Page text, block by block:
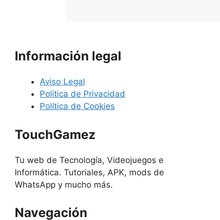
Información legal
Aviso Legal
Política de Privacidad
Política de Cookies
TouchGamez
Tu web de Tecnología, Videojuegos e
Informática. Tutoriales, APK, mods de
WhatsApp y mucho más.
Navegación